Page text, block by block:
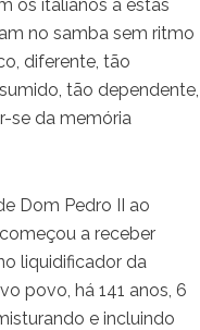
os italianos a estas
no samba sem ritmo
diferente, tão
tão dependente,
se da memória
Dom Pedro II ao
a receber
liquidificador da
povo, há 141 anos, 6
e incluindo